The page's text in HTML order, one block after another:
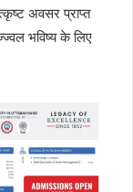
अवसर प्राप्त
भविष्य के लिए